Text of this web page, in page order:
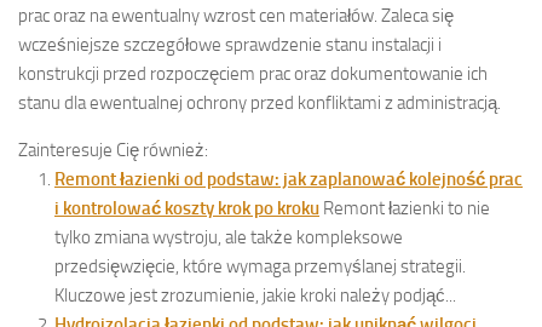
prac oraz na ewentualny wzrost cen materiałów. Zaleca się
wcześniejsze szczegółowe sprawdzenie stanu instalacji i
konstrukcji przed rozpoczęciem prac oraz dokumentowanie ich
stanu dla ewentualnej ochrony przed konfliktami z administracją.
Zainteresuje Cię również:
Remont łazienki od podstaw: jak zaplanować kolejność prac
i kontrolować koszty krok po kroku Remont łazienki to nie
tylko zmiana wystroju, ale także kompleksowe
przedsięwzięcie, które wymaga przemyślanej strategii.
Kluczowe jest zrozumienie, jakie kroki należy podjąć...